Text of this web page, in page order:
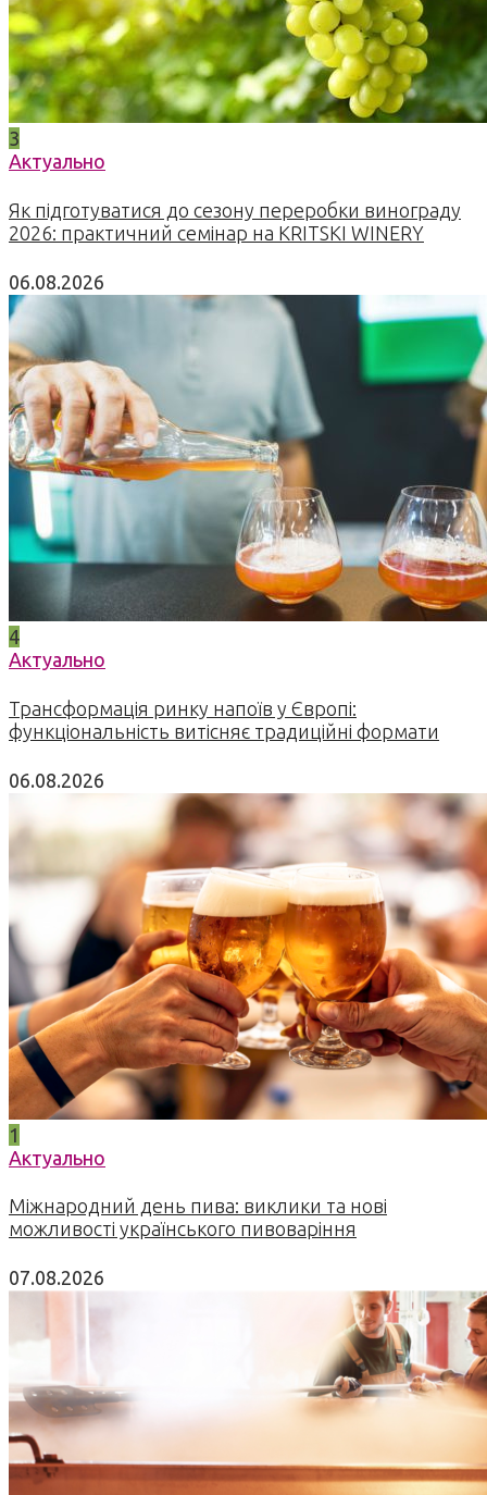
3
Актуально
Як підготуватися до сезону переробки винограду
2026: практичний семінар на KRITSKI WINERY
06.08.2026
4
Актуально
Трансформація ринку напоїв у Європі:
функціональність витісняє традиційні формати
06.08.2026
1
Актуально
Міжнародний день пива: виклики та нові
можливості українського пивоваріння
07.08.2026